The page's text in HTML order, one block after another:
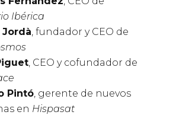
Ibérica
Jordà, fundador y CEO de
, CEO y cofundador de
Pintó, gerente de nuevos
en Hispasat